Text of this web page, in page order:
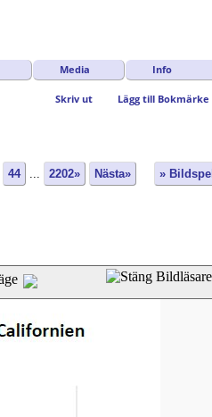
Media Info
Skriv ut Lägg till Bokmärke
44 ... 2202» Nästa» » Bildspel